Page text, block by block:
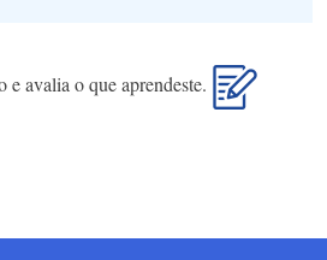
e avalia o que aprendeste.